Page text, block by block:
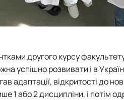
другого курсу
успішно розвивати і в
адаптації, відкритості до
1 або 2 дисципліни, і потім